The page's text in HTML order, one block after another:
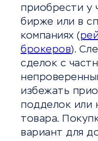
приобрести у
бирже или в
компаниях (
брокеров).
сделок с
избежать
подделок или
товара.
вариант для